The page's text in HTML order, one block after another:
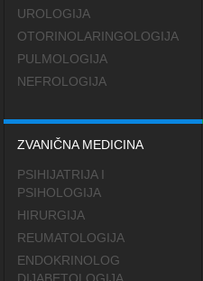
UROLOGIJA
OTORINOLARINGOLOGIJA
PULMOLOGIJA
NEFROLOGIJA
ZVANIČNA MEDICINA
PSIHIJATRIJA I
PSIHOLOGIJA
HIRURGIJA
REUMATOLOGIJA
ENDOKRINOLOG